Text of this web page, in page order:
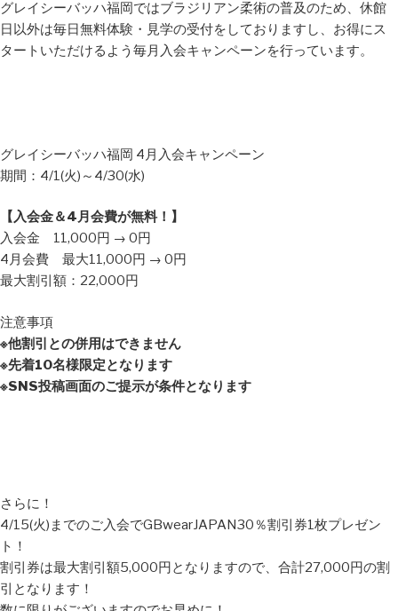
グレイシーバッハ福岡ではブラジリアン柔術の普及のため、休館
日以外は毎日無料体験・見学の受付をしておりますし、お得にス
タートいただけるよう毎月入会キャンペーンを行っています。
グレイシーバッハ福岡 4月入会キャンペーン
期間：4/1(火)～4/30(水)
【入会金＆4月会費が無料！】
入会金 11,000円 → 0円
4月会費 最大11,000円 → 0円
最大割引額：22,000円
注意事項
※他割引との併用はできません
※先着10名様限定となります
※SNS投稿画面のご提示が条件となります
さらに！
4/15(火)までのご入会でGBwearJAPAN30％割引券1枚プレゼン
ト！
割引券は最大割引額5,000円となりますので、合計27,000円の割
引となります！